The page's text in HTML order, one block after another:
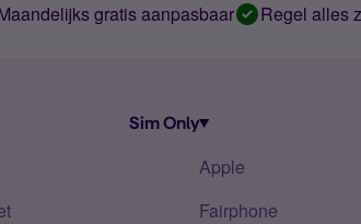
gratis aanpasbaar Regel alles
Sim Only
Apple
Fairphone